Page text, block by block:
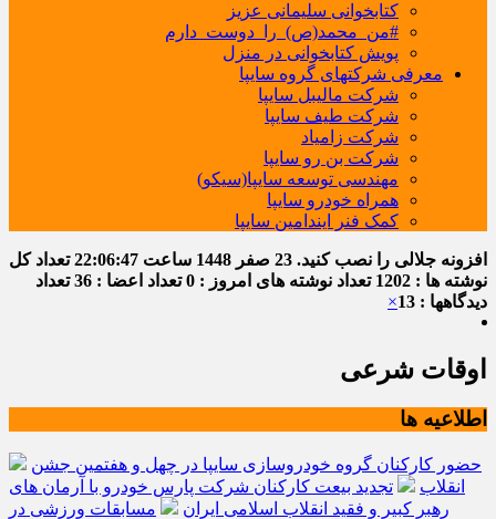
کتابخوانی سلیمانی عزیز
#من_محمد(ص)_را_دوست_دارم
پویش کتابخوانی در منزل
معرفی شرکتهای گروه سایپا
شرکت مالیبل سایپا
شرکت طیف سایپا
شرکت زامیاد
شرکت بن رو سایپا
مهندسی توسعه سایپا(سیکو)
همراه خودرو سایپا
کمک فنر ایندامین سایپا
افزونه جلالی را نصب کنید. 23 صفر 1448 ساعت 22:06:47تعداد کل
نوشته ها : 1202
تعداد نوشته های امروز : 0 تعداد اعضا : 36
تعداد
دیدگاهها : 13
×
اوقات شرعی
اطلاعیه ها
حضور کارکنان گروه خودروسازی سایپا در چهل و هفتمین جشن
انقلاب
تجدید بیعت کارکنان شرکت پارس خودرو با آرمان های
رهبر کبیر و فقید انقلاب اسلامی ایران
مسابقات ورزشی در